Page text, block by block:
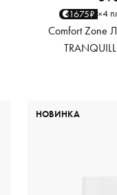
1675₽ ×4
Comfort Zone
НОВИНКА